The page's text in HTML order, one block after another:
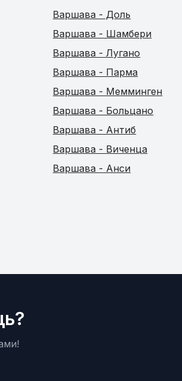
Варшава - Доль
Варшава - Шамбери
Варшава - Лугано
Варшава - Парма
Варшава - Мемминген
Варшава - Больцано
Варшава - Антиб
Варшава - Виченца
Варшава - Анси